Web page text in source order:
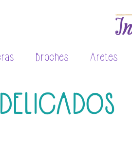
Broches Aretes